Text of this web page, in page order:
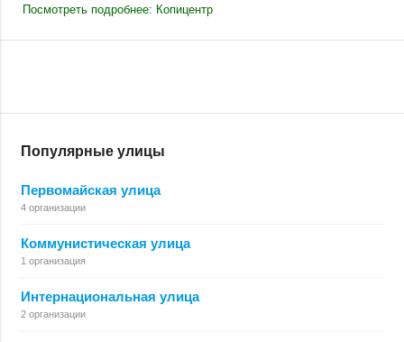
Посмотреть подробнее: Копицентр
Популярные улицы
Первомайская улица
4 организации
Коммунистическая улица
1 организация
Интернациональная улица
2 организации